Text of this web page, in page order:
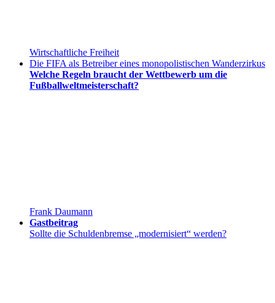
Wirtschaftliche Freiheit
Die FIFA als Betreiber eines monopolistischen Wanderzirkus
Welche Regeln braucht der Wettbewerb um die
Fußballweltmeisterschaft?
Frank Daumann
Gastbeitrag
Sollte die Schuldenbremse „modernisiert“ werden?